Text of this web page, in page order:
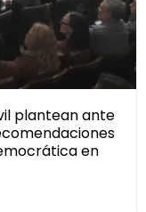
plantean ante
en